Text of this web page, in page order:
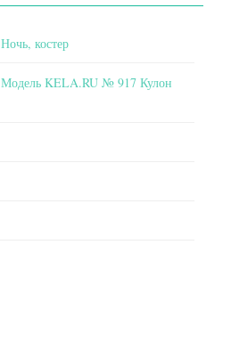
Ночь, костер
Модель KELA.RU № 917 Кулон